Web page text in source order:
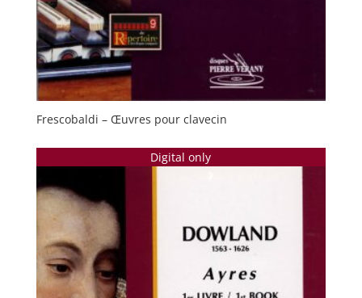
Frescobaldi – Œuvres pour clavecin
Digital only